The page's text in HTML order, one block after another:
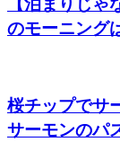
のモーニング
桜チップでサ
サーモンのパ